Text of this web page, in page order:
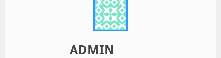
ADMIN